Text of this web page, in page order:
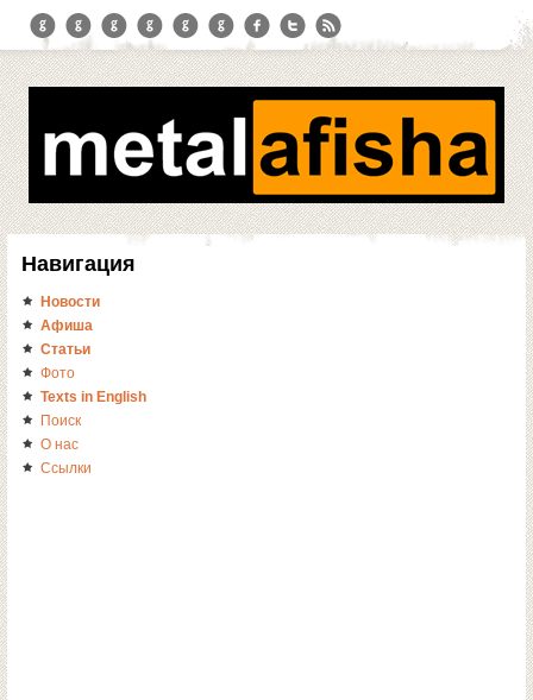
Навигация
Новости
Афиша
Статьи
Фото
Texts in English
Поиск
О нас
Ссылки